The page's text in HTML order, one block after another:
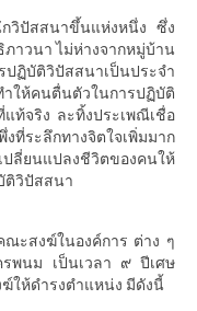
วิปัสสนาขึ้นแห่งหนึ่ง ซึ่ง
าวนา ไม่ห่างจากหมู่บ้าน
บัติวิปัสสนาเป็นประจำ
ห้คนตื่นตัวในการปฏิบัติ
ท้จริง ละทิ้งประเพณีเชื่อ
ที่ระลึกทางจิตใจเพิ่มมาก
ลี่ยนแปลงชีวิตของคนให้
ติวิปัสสนา
ะสงฆ์ในองค์การ ต่าง ๆ
พนม เป็นเวลา ๙ ปีเศษ
ให้ดำรงตำแหน่ง มีดังนี้